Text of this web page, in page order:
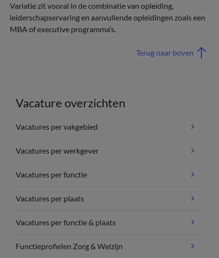
Variatie zit vooral in de combinatie van opleiding,
leiderschapservaring en aanvullende opleidingen zoals een
MBA of executive programma’s.
Terug naar boven
Vacature overzichten
Vacatures per vakgebied
Vacatures per werkgever
Vacatures per functie
Vacatures per plaats
Vacatures per functie & plaats
Functieprofielen Zorg & Welzijn